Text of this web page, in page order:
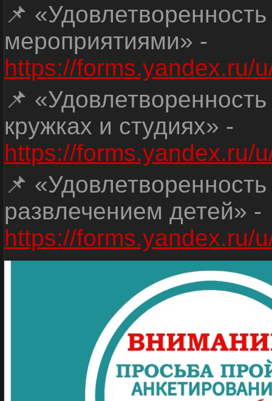
📌
мероприятиями» -
https://forms.yandex.ru/
📌
кружках и студиях» -
https://forms.yandex.ru/
📌
развлечением детей» -
https://forms.yandex.ru/